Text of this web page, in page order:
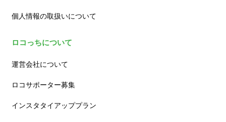
個人情報の取扱いについて
ロコっちについて
運営会社について
ロコサポーター募集
インスタタイアッププラン